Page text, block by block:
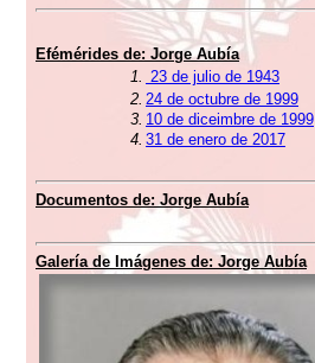
Efémérides de: Jorge Aubía
1. 23 de julio de 1943
2. 24 de octubre de 1999
3. 10 de diceimbre de 1999
4. 31 de enero de 2017
Documentos de: Jorge Aubía
Galería de Imágenes de: Jorge Aubía